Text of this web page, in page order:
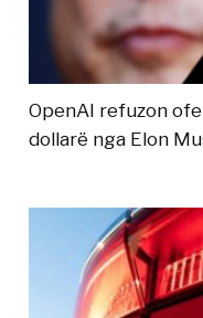
OpenAI refuzon
dollarë nga Elon